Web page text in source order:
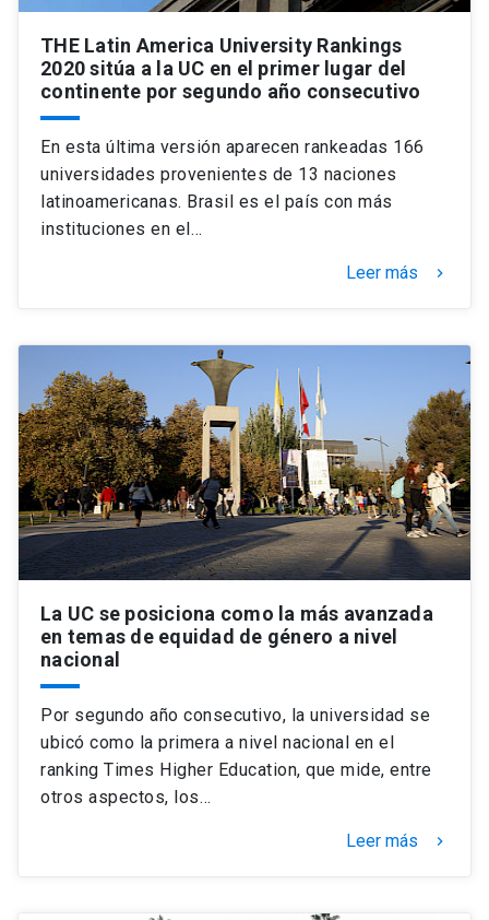
THE Latin America University Rankings
2020 sitúa a la UC en el primer lugar del
continente por segundo año consecutivo
En esta última versión aparecen rankeadas 166
universidades provenientes de 13 naciones
latinoamericanas. Brasil es el país con más
instituciones en el…
Leer más keyboard_arrow_right
La UC se posiciona como la más avanzada
en temas de equidad de género a nivel
nacional
Por segundo año consecutivo, la universidad se
ubicó como la primera a nivel nacional en el
ranking Times Higher Education, que mide, entre
otros aspectos, los…
Leer más keyboard_arrow_right